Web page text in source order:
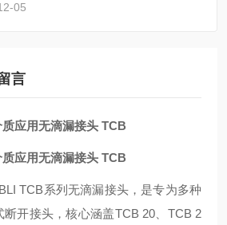
05
言
应用无滴漏接头 TCB
应用无滴漏接头 TCB
TCB系列无滴漏接头，是专为多种
开接头，核心涵盖TCB 20、TCB 2